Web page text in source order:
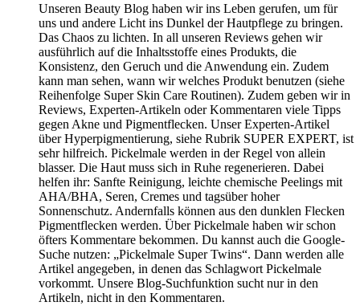
Unseren Beauty Blog haben wir ins Leben gerufen, um für
uns und andere Licht ins Dunkel der Hautpflege zu bringen.
Das Chaos zu lichten. In all unseren Reviews gehen wir
ausführlich auf die Inhaltsstoffe eines Produkts, die
Konsistenz, den Geruch und die Anwendung ein. Zudem
kann man sehen, wann wir welches Produkt benutzen (siehe
Reihenfolge Super Skin Care Routinen). Zudem geben wir in
Reviews, Experten-Artikeln oder Kommentaren viele Tipps
gegen Akne und Pigmentflecken. Unser Experten-Artikel
über Hyperpigmentierung, siehe Rubrik SUPER EXPERT, ist
sehr hilfreich. Pickelmale werden in der Regel von allein
blasser. Die Haut muss sich in Ruhe regenerieren. Dabei
helfen ihr: Sanfte Reinigung, leichte chemische Peelings mit
AHA/BHA, Seren, Cremes und tagsüber hoher
Sonnenschutz. Andernfalls können aus den dunklen Flecken
Pigmentflecken werden. Über Pickelmale haben wir schon
öfters Kommentare bekommen. Du kannst auch die Google-
Suche nutzen: „Pickelmale Super Twins“. Dann werden alle
Artikel angegeben, in denen das Schlagwort Pickelmale
vorkommt. Unsere Blog-Suchfunktion sucht nur in den
Artikeln, nicht in den Kommentaren.